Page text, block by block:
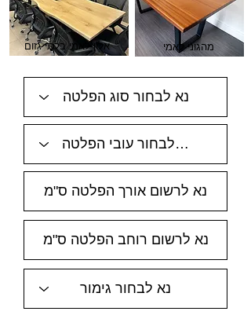
אלון לאמי בלתי גזום מהגוני לאמי